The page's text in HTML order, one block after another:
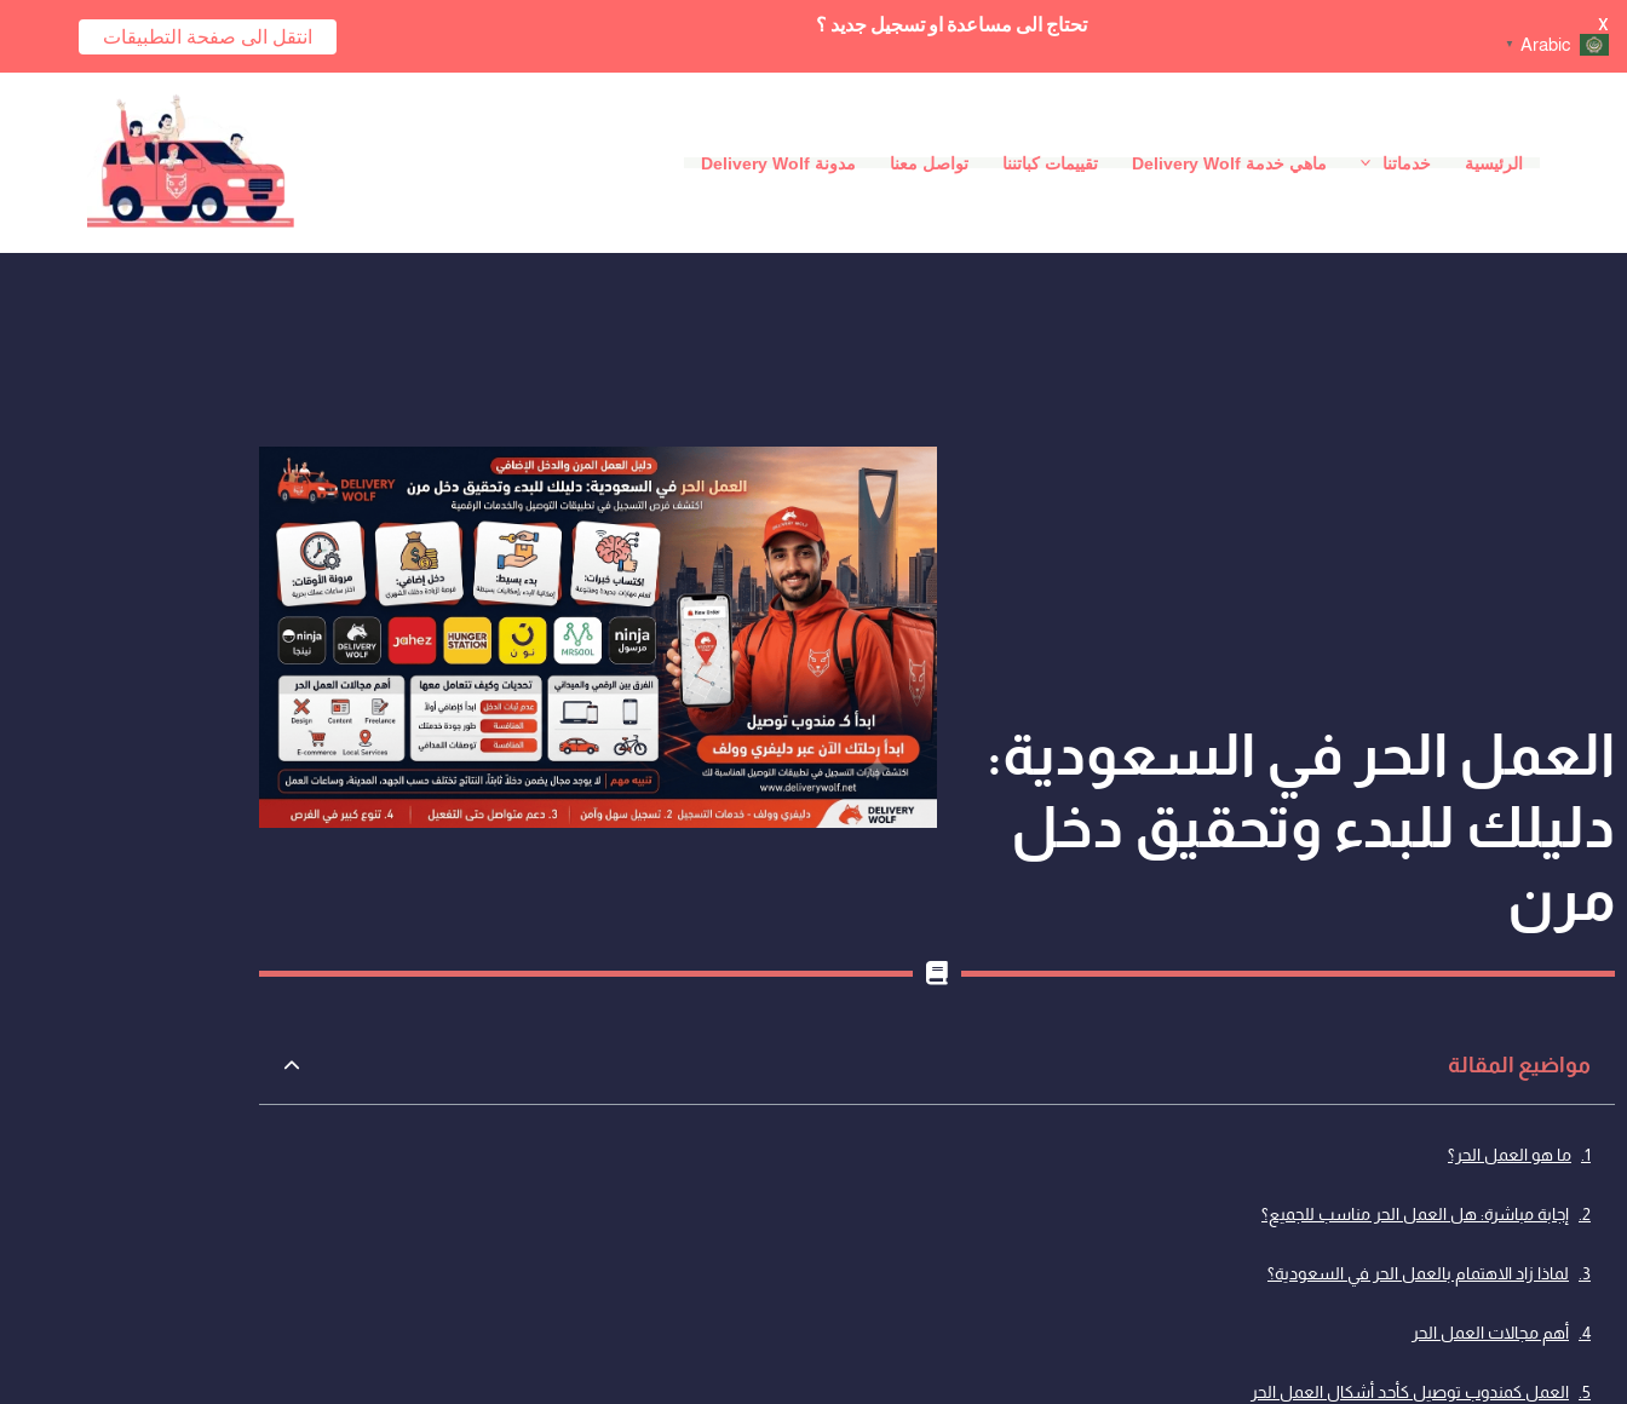
الرئيسية خدماتنا ماهي خدمة Delivery Wolf تقييمات كباتننا تواصل معنا مدونة Delivery Wolf
العمل الحر في السعودية:
دليلك للبدء وتحقيق دخل
مرن
مواضيع المقالة
ما هو العمل الحر؟
إجابة مباشرة: هل العمل الحر مناسب للجميع؟
لماذا زاد الاهتمام بالعمل الحر في السعودية؟
أهم مجالات العمل الحر
العمل كمندوب توصيل كأحد أشكال العمل الحر
Arabic
▼
تحتاج الى مساعدة او تسجيل جديد ؟ انتقل الى صفحة التطبيقات X